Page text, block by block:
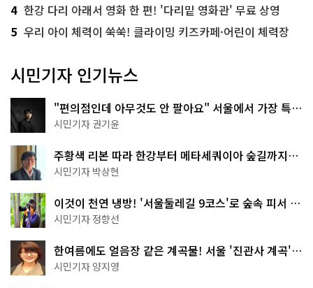
4 한강 다리 아래서 영화 한 편! '다리밑 영화관' 무료 상영
5 우리 아이 체력이 쑥쑥! 클라이밍 키즈카페·어린이 체력장
시민기자 인기뉴스
"편의점인데 아무것도 안 팔아요" 서울에서 가장 특별
한 편의점의 정체
시민기자 권기윤
주황색 리본 따라 한강부터 메타세쿼이아 숲길까지…
서울둘레길 15코스
시민기자 박상현
이것이 천연 냉방! '서울둘레길 9코스'로 숲속 피서 떠
나볼까
시민기자 정향선
한여름에도 얼음장 같은 계곡물! 서울 '진관사 계곡'이
천국이네~
시민기자 양지영